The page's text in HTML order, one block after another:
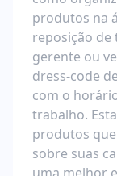
produtos na
reposição
gerente ou
dress-code
com o
trabalho.
produtos
sobre suas